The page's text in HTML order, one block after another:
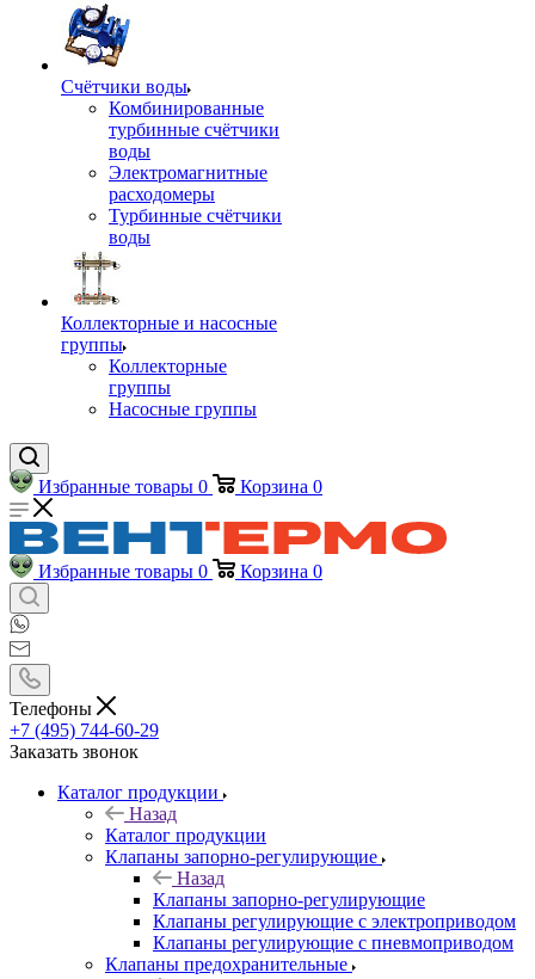
Счётчики воды
Комбинированные
турбинные счётчики
воды
Электромагнитные
расходомеры
Турбинные счётчики
воды
Коллекторные и насосные
группы
Коллекторные
группы
Насосные группы
Избранные товары 0 Корзина 0
Избранные товары 0 Корзина 0
Телефоны
+7 (495) 744-60-29
Заказать звонок
Каталог продукции
Назад
Каталог продукции
Клапаны запорно-регулирующие
Назад
Клапаны запорно-регулирующие
Клапаны регулирующие с электроприводом
Клапаны регулирующие с пневмоприводом
Клапаны предохранительные